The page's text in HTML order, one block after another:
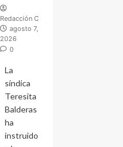
Redacción C
agosto 7,
2026
0
La
síndica
Teresita
Balderas
ha
instruido